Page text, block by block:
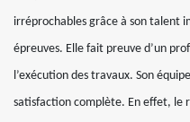
irréprochables grâce à son talent
épreuves. Elle fait preuve d’un
l’exécution des travaux. Son
satisfaction complète. En effet, le